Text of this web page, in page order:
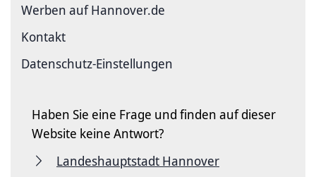
Werben auf Hannover.de
Kontakt
Datenschutz-Einstellungen
Haben Sie eine Frage und finden auf dieser
Website keine Antwort?
Landeshauptstadt Hannover